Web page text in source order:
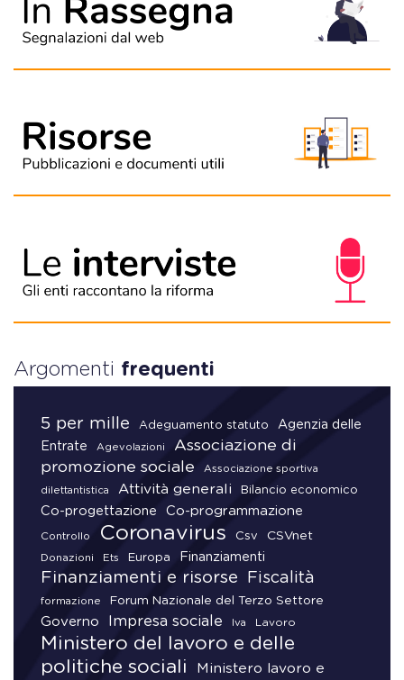
Argomenti frequenti
5 per mille Adeguamento statuto
Agenzia delle
Entrate
Agevolazioni
Associazione di
promozione sociale
Associazione sportiva
dilettantistica Attività generali Bilancio economico
Co-progettazione Co-programmazione
Controllo Coronavirus Csv CSVnet
Donazioni Ets Europa Finanziamenti
Finanziamenti e risorse Fiscalità
formazione Forum Nazionale del Terzo Settore
Governo Impresa sociale Iva Lavoro
Ministero del lavoro e delle
politiche sociali
Ministero lavoro e